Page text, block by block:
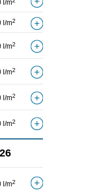
l/m
l/m2
l/m2
l/m2
l/m2
l/m2
l/m2